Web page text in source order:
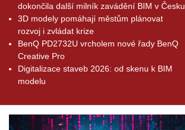
dokončila další milník zavádění BIM v Česku
3D modely pomáhají městům plánovat
rozvoj i zvládat krize
BenQ PD2732U vrcholem nové řady BenQ
Creative Pro
Digitalizace staveb 2026: od skenu k BIM
modelu